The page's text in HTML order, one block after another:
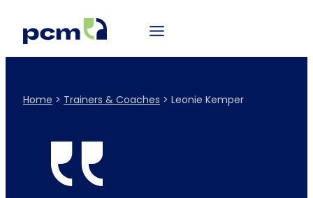
Home > Trainers & Coaches > Leonie Kemper